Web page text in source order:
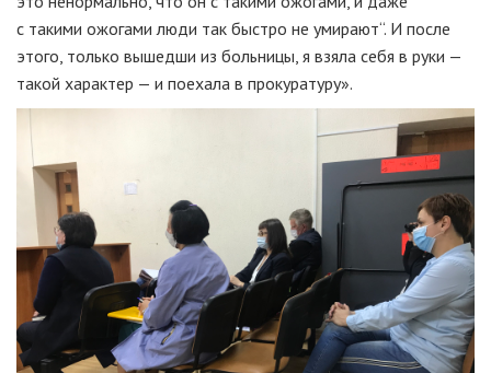
с такими ожогами люди так быстро не умирают“. И после
этого, только вышедши из больницы, я взяла себя в руки —
такой характер — и поехала в прокуратуру».